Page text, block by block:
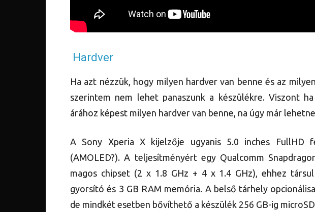
Hardver
Ha azt nézzük, hogy milyen hardver van benne és az
szerintem nem lehet panaszunk a készülékre. Viszont
árához képest milyen hardver van benne, na úgy már
A Sony Xperia X kijelzője ugyanis 5.0 inches FullHD
(AMOLED?). A teljesítményért egy Qualcomm
magos chipset (2 x 1.8 GHz + 4 x 1.4 GHz), ehhez
gyorsító és 3 GB RAM memória. A belső tárhely
de mindkét esetben bővíthető a készülék 256 GB-ig